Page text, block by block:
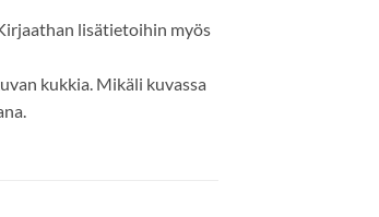
lisätietoihin myös
kukkia. Mikäli kuvassa